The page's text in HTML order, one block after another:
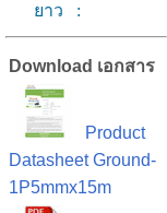
ยาว :
Download เอกสาร
Product
Datasheet Ground-
1P5mmx15m